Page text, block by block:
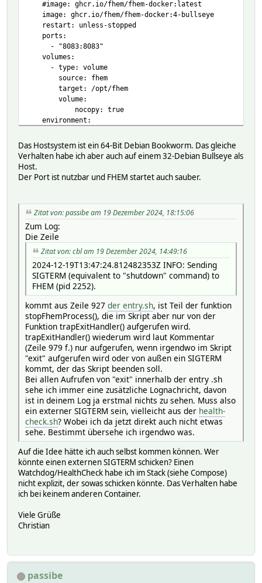
#image: ghcr.io/fhem/fhem-docker:latest
image: ghcr.io/fhem/fhem-docker:4-bullseye
restart: unless-stopped
ports:
- "8083:8083"
volumes:
- type: volume
source: fhem
target: /opt/fhem
volume:
nocopy: true
environment:
volumes:
fhem:
driver: local
device: "/opt/docker/fhem"
o: bind
Das Hostsystem ist ein 64-Bit Debian Bookworm. Das gleiche
Verhalten habe ich aber auch auf einem 32-Debian Bullseye als
Host.
Der Port ist nutzbar und FHEM startet auch sauber.
Zitat von: passibe am 19 Dezember 2024, 18:15:06
Zum Log:
Die Zeile
Zitat von: cbl am 19 Dezember 2024, 14:49:16
2024-12-19T13:47:24.812482353Z INFO: Sending
SIGTERM (equivalent to "shutdown" command) to
FHEM (pid 2252).
kommt aus Zeile 927 der entry.sh, ist Teil der funktion
stopFhemProcess(), die im Skript aber nur von der
Funktion trapExitHandler() aufgerufen wird.
trapExitHandler() wiederum wird laut Kommentar
(Zeile 979 f.) nur aufgerufen, wenn irgendwo im Skript
"exit" aufgerufen wird oder von außen ein SIGTERM
kommt, der das Skript beenden soll.
Bei allen Aufrufen von "exit" innerhalb der entry .sh
sehe ich immer eine zusätzliche Lognachricht, davon
ist in deinem Log ja erstmal nichts zu sehen. Muss also
ein externer SIGTERM sein, vielleicht aus der health-
check.sh? Wobei ich da jetzt direkt auch nicht etwas
sehe. Bestimmt übersehe ich irgendwo was.
Auf die Idee hätte ich auch selbst kommen können. Wer
könnte einen externen SIGTERM schicken? Einen
Watchdog/HealthCheck habe ich im Stack (siehe Compose)
nicht explizit, der sowas schicken könnte. Das Verhalten habe
ich bei keinem anderen Container.
Viele Grüße
Christian
passibe